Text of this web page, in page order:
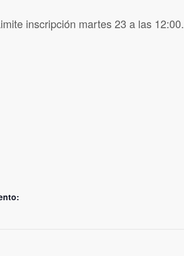
inscripción martes 23 a las 12:00.